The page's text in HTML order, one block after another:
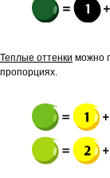
Теплые оттенки можно
пропорциях.